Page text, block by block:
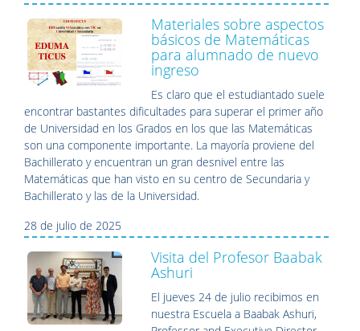
Materiales sobre aspectos
básicos de Matemáticas
para alumnado de nuevo
ingreso
Es claro que el estudiantado suele
encontrar bastantes dificultades para superar el primer año
de Universidad en los Grados en los que las Matemáticas
son una componente importante. La mayoría proviene del
Bachillerato y encuentran un gran desnivel entre las
Matemáticas que han visto en su centro de Secundaria y
Bachillerato y las de la Universidad.
28 de julio de 2025
Visita del Profesor Baabak
Ashuri
El jueves 24 de julio recibimos en
nuestra Escuela a Baabak Ashuri,